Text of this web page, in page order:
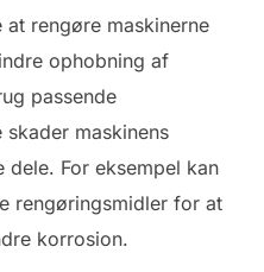
rengøre maskinerne
ophobning af
passende
maskinens
For eksempel kan
rengøringsmidler for at
korrosion.